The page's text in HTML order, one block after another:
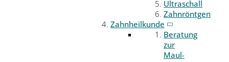
Ultraschall
Zahnröntgen
Zahnheilkunde
Beratung
zur
Maul-